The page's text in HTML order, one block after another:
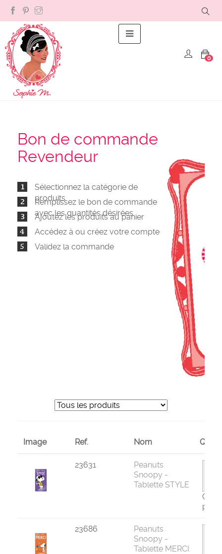
0
Bon de commande
Revendeur
Sélectionnez la catégorie de
produits
Remplissez le bon de commande
avec les quantités désirées
Ajoutez les produits au panier
Accédez à ou créez votre compte
Validez la commande
Image Ref. Nom
23631
Peanuts
Snoopy -
Tablette STYLE
par
23686
Peanuts
Snoopy -
Tablette MERCI